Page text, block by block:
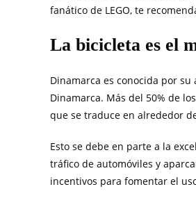
fanático de LEGO, te
La bicicleta es el
Dinamarca es conocida por
Dinamarca. Más del 50% de
que se traduce en alrededor
Esto se debe en parte a la
tráfico de automóviles y
incentivos para fomentar el